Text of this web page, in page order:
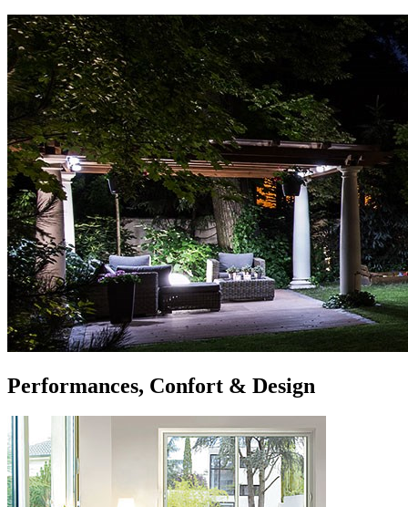
Performances, Confort & Design